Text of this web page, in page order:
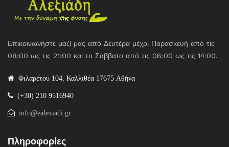
Επικοινωνήστε μαζί μας από Δευτέρα μέχρι Παρασκευή από τις
08:00 ως τις 21:00 και το Σάββατο από τις 08:00 ως τις 14:00.
Φιλαρέτου 104, Καλλιθέα 17675 Αθήνα
(+30) 210 9516940
info@ealexiadi.gr
Πληροφορίες